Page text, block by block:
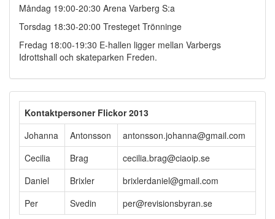
Måndag 19:00-20:30 Arena Varberg S:a
Torsdag 18:30-20:00 Tresteget Trönninge
Fredag 18:00-19:30 E-hallen ligger mellan Varbergs
Idrottshall och skateparken Freden.
Kontaktpersoner Flickor 2013
Johanna
Antonsson
antonsson.johanna@gmail.com
Cecilia
Brag
cecilia.brag@ciaoip.se
Daniel
Brixler
brixlerdaniel@gmail.com
Per
Svedin per@revisionsbyran.se